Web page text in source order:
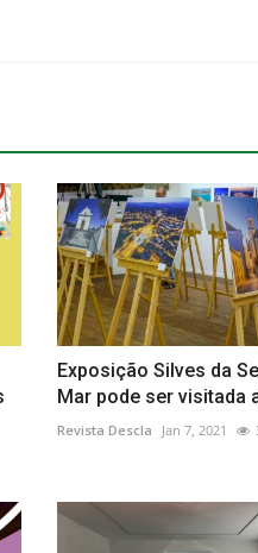
Exposição Silves da
Mar pode ser visitada
Revista Descla Jan 7, 2021